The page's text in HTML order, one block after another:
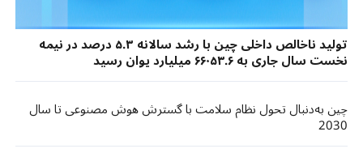
تولید ناخالص داخلی چین با رشد سالانه ۵.۳ درصد در نیمه
نخست سال جاری به ۶۶۰۵۳.۶ میلیارد یوان رسید ​​
چین به‌دنبال تحول نظام سلامت با گسترش هوش مصنوعی تا سال
2030